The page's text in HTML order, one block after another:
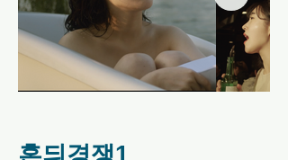
혼듸경쟁1